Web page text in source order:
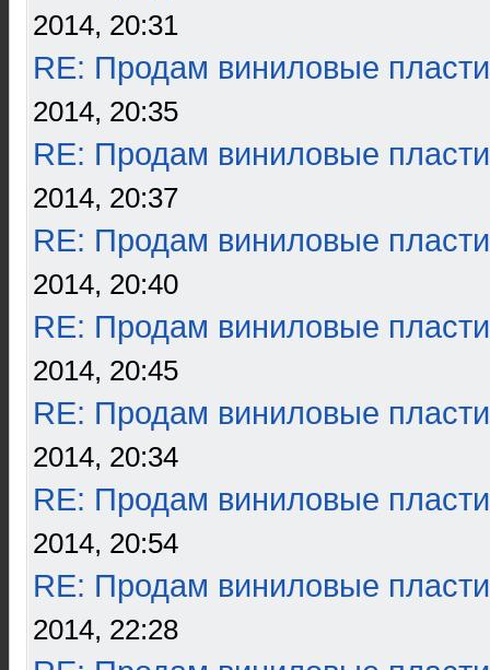
2014, 20:31
RE: Продам виниловые
2014, 20:35
RE: Продам виниловые
2014, 20:37
RE: Продам виниловые
2014, 20:40
RE: Продам виниловые
2014, 20:45
RE: Продам виниловые
2014, 20:34
RE: Продам виниловые
2014, 20:54
RE: Продам виниловые
2014, 22:28